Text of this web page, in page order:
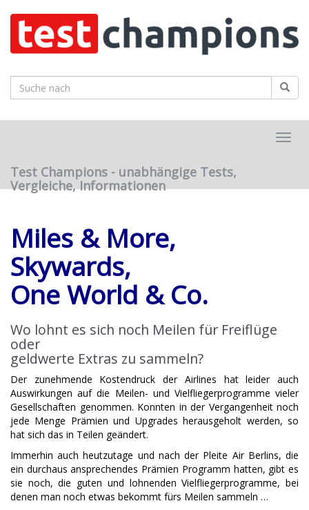
content
Test Champions - unabhängige Tests,
Vergleiche, Informationen
Miles & More,
Skywards,
One World & Co.
Wo lohnt es sich noch Meilen für Freiflüge
oder
geldwerte Extras zu sammeln?
Der zunehmende Kostendruck der Airlines hat leider auch
Auswirkungen auf die Meilen- und Vielfliegerprogramme vieler
Gesellschaften genommen. Konnten in der Vergangenheit noch
jede Menge Prämien und Upgrades herausgeholt werden, so
hat sich das in Teilen geändert.
Immerhin auch heutzutage und nach der Pleite Air Berlins, die
ein durchaus ansprechendes Prämien Programm hatten, gibt es
sie noch, die guten und lohnenden Vielfliegerprogramme, bei
denen man noch etwas bekommt fürs Meilen sammeln …